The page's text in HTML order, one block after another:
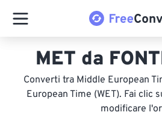
MET da
Converti tra Middle European
European Time (WET). Fai clic
modificare